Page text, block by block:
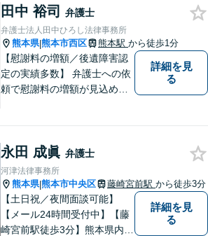
護の３つの分野に力を注ぐ弁
護士】
田中 裕司 弁護士
弁護士法人田中ひろし法律事務所
熊本県|熊本市西区 熊本駅 から徒歩1分
【慰謝料の増額／後遺障害認
定の実績多数】 弁護士への依
頼で慰謝料の増額が見込めま
ノウハウ多数】相続手続きか
ら遺言書までトータルサポー
ト【JR熊本駅から徒歩1分】
詳細を見
る
永田 成眞 弁護士
河津法律事務所
熊本県|熊本市中央区 藤崎宮前駅 から徒歩3分
【土日祝／夜間面談可能】
【メール24時間受付中】【藤
崎宮前駅徒歩3分】熊本県内及
詳細を見
る